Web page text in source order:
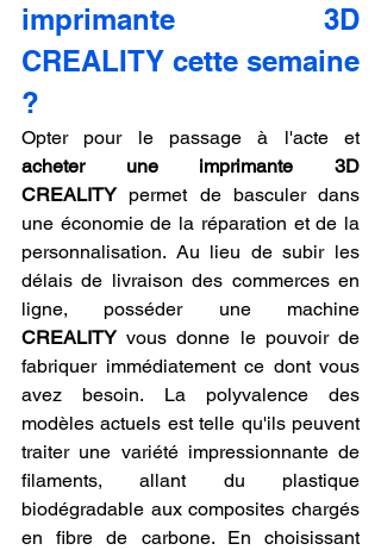
imprimante 3D
CREALITY cette semaine
?
Opter pour le passage à l'acte et
acheter une imprimante 3D
CREALITY permet de basculer dans
une économie de la réparation et de la
personnalisation. Au lieu de subir les
délais de livraison des commerces en
CREALITY vous donne le pouvoir de
fabriquer immédiatement ce dont vous
avez besoin. La polyvalence des
modèles actuels est telle qu'ils peuvent
traiter une variété impressionnante de
filaments, allant du plastique
biodégradable aux composites chargés
en fibre de carbone. En choisissant